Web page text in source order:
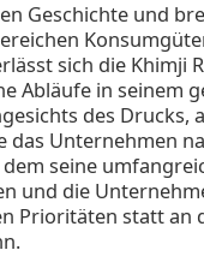
Geschichte und
sich die Khimji
Abläufe in seinem
des Drucks,
das Unternehmen
seine
und die
Prioritäten statt an